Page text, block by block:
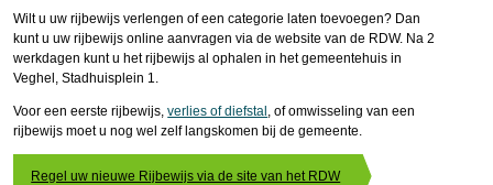
Wilt u uw rijbewijs verlengen of een categorie laten toevoegen? Dan
kunt u uw rijbewijs online aanvragen via de website van de RDW. Na 2
werkdagen kunt u het rijbewijs al ophalen in het gemeentehuis in
Veghel, Stadhuisplein 1.
Voor een eerste rijbewijs,verlies of diefstal , of omwisseling van een
rijbewijs moet u nog wel zelf langskomen bij de gemeente.
Regel uw nieuwe Rijbewijs via de site van het RDW